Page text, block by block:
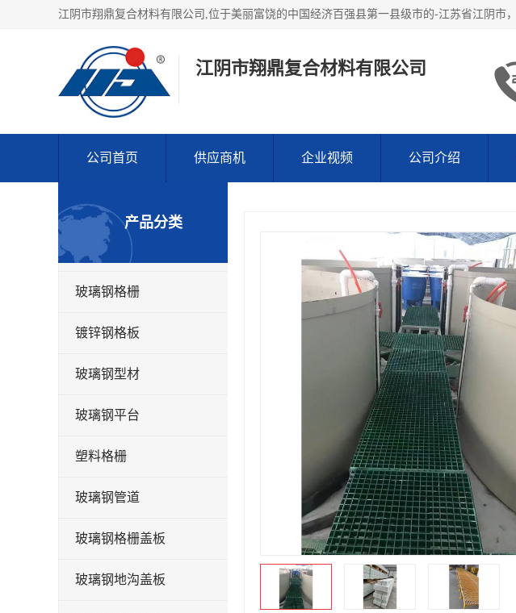
江阴市翔鼎复合材料有限公司
公司首页 供应商机 企业视频 公司介绍
产品分类
玻璃钢格栅
镀锌钢格板
玻璃钢型材
玻璃钢平台
塑料格栅
玻璃钢管道
玻璃钢格栅盖板
玻璃钢地沟盖板